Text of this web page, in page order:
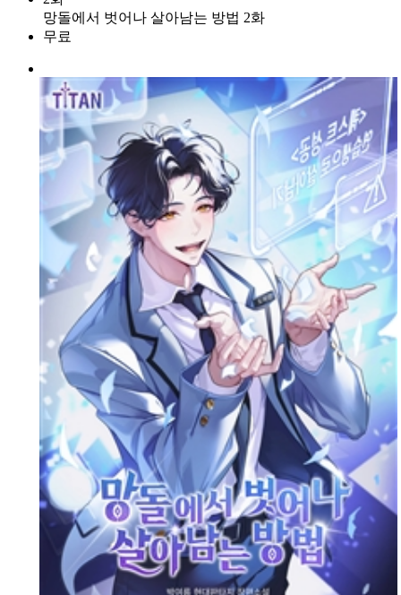
망돌에서 벗어나 살아남는 방법 2화
무료